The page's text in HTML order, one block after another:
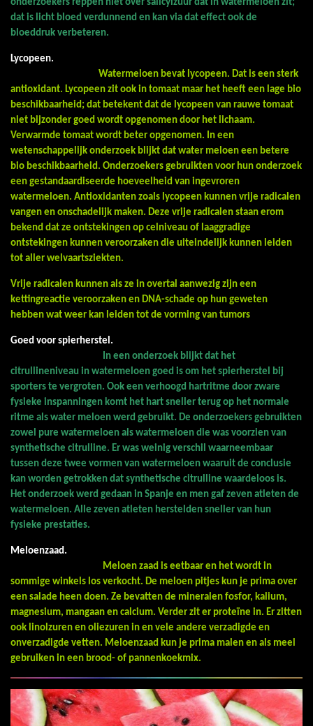
onderzoekers reppen niet over salicylzuur dat in watermeloen zit;
dat is licht bloed verdunnend en kan via dat effect ook de
bloeddruk verbeteren.
Lycopeen.
Watermeloen bevat lycopeen. Dat is een sterk
antioxidant. Lycopeen zit ook in tomaat maar het heeft een lage bio
beschikbaarheid; dat betekent dat de lycopeen van rauwe tomaat
niet bijzonder goed wordt opgenomen door het lichaam.
Verwarmde tomaat wordt beter opgenomen. In een
wetenschappelijk onderzoek blijkt dat water meloen een betere
bio beschikbaarheid. Onderzoekers gebruikten voor hun onderzoek
een gestandaardiseerde hoeveelheid van ingevroren
watermeloen. Antioxidanten zoals lycopeen kunnen vrije radicalen
vangen en onschadelijk maken. Deze vrije radicalen staan erom
bekend dat ze ontstekingen op celniveau of laaggradige
ontstekingen kunnen veroorzaken die uiteindelijk kunnen leiden
tot aller welvaartsziekten.
Vrije radicalen kunnen als ze in overtal aanwezig zijn een
kettingreactie veroorzaken en DNA-schade op hun geweten
hebben wat weer kan leiden tot de vorming van tumors
Goed voor spierherstel.
In een onderzoek blijkt dat het
citrullineniveau in watermeloen goed is om het spierherstel bij
sporters te vergroten. Ook een verhoogd hartritme door zware
fysieke inspanningen komt het hart sneller terug op het normale
ritme als water meloen werd gebruikt. De onderzoekers gebruikten
zowel pure watermeloen als watermeloen die was voorzien van
synthetische citrulline. Er was weinig verschil waarneembaar
tussen deze twee vormen van watermeloen waaruit de conclusie
kan worden getrokken dat synthetische citrulline waardeloos is.
Het onderzoek werd gedaan in Spanje en men gaf zeven atleten de
watermeloen. Alle zeven atleten herstelden sneller van hun
fysieke prestaties.
Meloenzaad.
Meloen zaad is eetbaar en het wordt in
sommige winkels los verkocht. De meloen pitjes kun je prima over
een salade heen doen. Ze bevatten de mineralen fosfor, kalium,
magnesium, mangaan en calcium. Verder zit er proteïne in. Er zitten
ook linolzuren en oliezuren in en vele andere verzadigde en
onverzadigde vetten. Meloenzaad kun je prima malen en als meel
gebruiken in een brood- of pannenkoekmix.